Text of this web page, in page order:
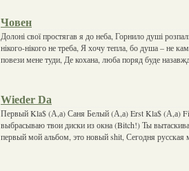
Човен
Долоні свої простягав я до неба, Горнило душі
нікого-нікого не треба, Я хочу тепла, бо душа – не
повези мене туди, Де кохана, люба поряд буде
Wieder Da
Первый Kla$ (А,а) Саня Белый (А,а) Erst Kla$ (А,а)
выбрасываю твои диски из окна (Bitch!) Ты
первый мой альбом, это новый shit, Сегодня русская